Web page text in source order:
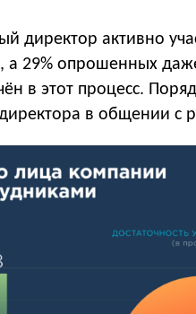
директор активно
а 29% опрошенных
в этот процесс.
в общении с